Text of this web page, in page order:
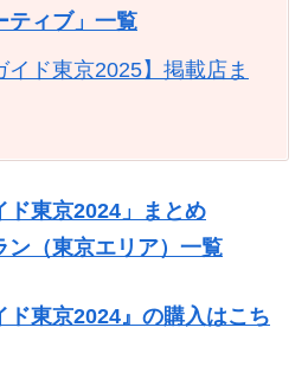
ティブ」一覧
イド東京2025】掲載店ま
ド東京2024」まとめ
ン（東京エリア）一覧
ド東京2024』の購入はこち